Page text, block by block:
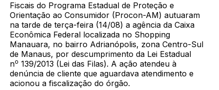
Fiscais do Programa Estadual de Proteção e
Orientação ao Consumidor (Procon-AM) autuaram
na tarde de terça-feira (14/08) a agência da Caixa
Econômica Federal localizada no Shopping
Manauara, no bairro Adrianópolis, zona Centro-Sul
de Manaus, por descumprimento da Lei Estadual
no 139/2013 (Lei das Filas). A ação atendeu à
denúncia de cliente que aguardava atendimento e
acionou a fiscalização do órgão.